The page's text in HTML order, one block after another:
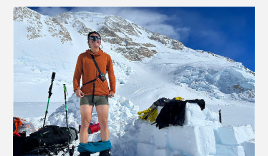
み合わせることによって、機能インナーとしての条件を
全クリア。
ウールには、「スーパーエキストラファインメリノウー
ル」という最高ランクの糸を使用。繊維が極細で長く、
肌ざわりはなめらか。天然の調湿・調温・防臭機能を持
ち、汗をかいても汗臭さが発生しにくいといわていま
す。
ポリエステルは、『BRING』独自のリサイクル技術によ